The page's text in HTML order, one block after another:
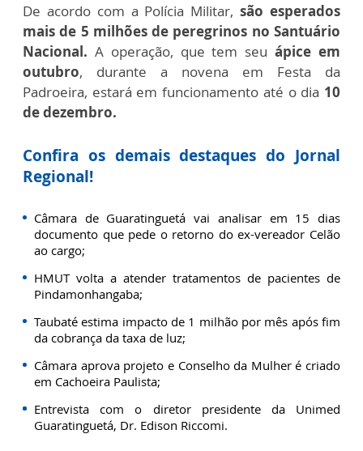
De acordo com a Polícia Militar,são esperados
mais de 5 milhões de peregrinos no Santuário
Nacional. A operação, que tem seuápice em
outubro, durante a novena em Festa da
Padroeira, estará em funcionamento até o dia 10
de dezembro.
Confira os demais destaques do Jornal
Regional!
Câmara de Guaratinguetá vai analisar em 15 dias
documento que pede o retorno do ex-vereador Celão
ao cargo;
HMUT volta a atender tratamentos de pacientes de
Pindamonhangaba;
Taubaté estima impacto de 1 milhão por mês após fim
da cobrança da taxa de luz;
Câmara aprova projeto e Conselho da Mulher é criado
em Cachoeira Paulista;
Entrevista com o diretor presidente da Unimed
Guaratinguetá, Dr. Edison Riccomi.